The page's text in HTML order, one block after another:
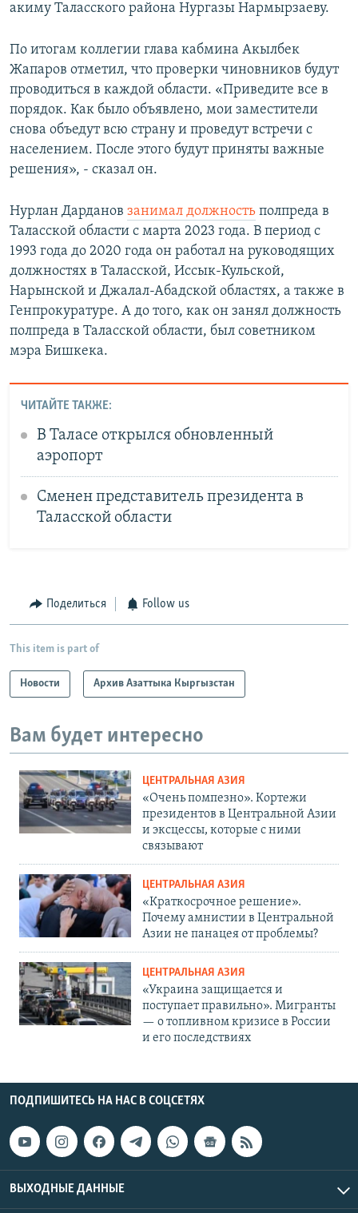
акиму Таласского района Нургазы Нармырзаеву.
По итогам коллегии глава кабмина Акылбек
Жапаров отметил, что проверки чиновников будут
проводиться в каждой области. «Приведите все в
порядок. Как было объявлено, мои заместители
снова объедут всю страну и проведут встречи с
населением. После этого будут приняты важные
решения», - сказал он.
Нурлан Дарданов занимал должность полпреда в
Таласской области с марта 2023 года. В период с
1993 года до 2020 года он работал на руководящих
должностях в Таласской, Иссык-Кульской,
Нарынской и Джалал-Абадской областях, а также в
Генпрокуратуре. А до того, как он занял должность
полпреда в Таласской области, был советником
мэра Бишкека.
ЧИТАЙТЕ ТАКЖЕ:
В Таласе открылся обновленный
аэропорт
Сменен представитель президента в
Таласской области
Поделиться Follow us
This item is part of
Новости Архив Азаттыка Кыргызстан
Вам будет интересно
ЦЕНТРАЛЬНАЯ АЗИЯ
«Очень помпезно». Кортежи
президентов в Центральной Азии
и эксцессы, которые с ними
связывают
ЦЕНТРАЛЬНАЯ АЗИЯ
«Краткосрочное решение».
Почему амнистии в Центральной
Азии не панацея от проблемы?
ЦЕНТРАЛЬНАЯ АЗИЯ
«Украина защищается и
поступает правильно». Мигранты
— о топливном кризисе в России
и его последствиях
ПОДПИШИТЕСЬ НА НАС В СОЦСЕТЯХ
ВЫХОДНЫЕ ДАННЫЕ